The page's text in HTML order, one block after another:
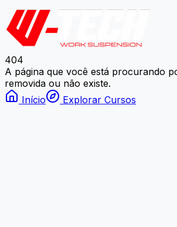
404
A página que você está procurando
removida ou não existe.
Início
Explorar Cursos